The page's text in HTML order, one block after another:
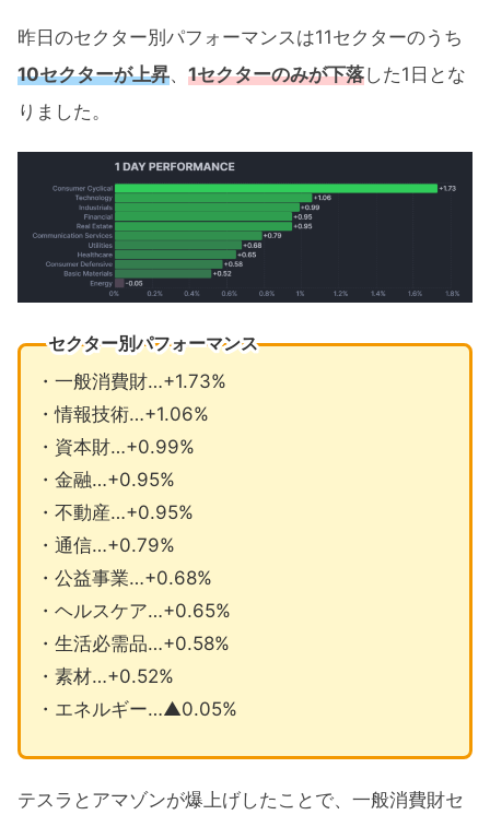
昨日のセクター別パフォーマンスは11セクターのうち
10セクターが上昇、 1セクターのみが下落した1日とな
りました。
セクター別パフォーマンス
・一般消費財…+1.73%
・情報技術…+1.06%
・資本財…+0.99%
・金融…+0.95%
・不動産…+0.95%
・通信…+0.79%
・公益事業…+0.68%
・ヘルスケア…+0.65%
・生活必需品…+0.58%
・素材…+0.52%
・エネルギー…▲0.05%
テスラとアマゾンが爆上げしたことで、一般消費財セ